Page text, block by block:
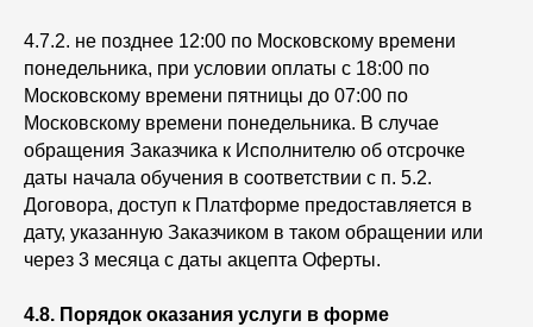
4.7.2. не позднее 12:00 по Московскому времени
понедельника, при условии оплаты с 18:00 по
Московскому времени пятницы до 07:00 по
Московскому времени понедельника. В случае
обращения Заказчика к Исполнителю об отсрочке
даты начала обучения в соответствии с п. 5.2.
Договора, доступ к Платформе предоставляется в
дату, указанную Заказчиком в таком обращении или
через 3 месяца с даты акцепта Оферты.
4.8. Порядок оказания услуги в форме